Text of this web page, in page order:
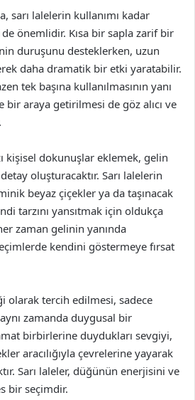
sarı lalelerin kullanımı kadar
önemlidir. Kısa bir sapla zarif bir
duruşunu desteklerken, uzun
daha dramatik bir etki yaratabilir.
tek başına kullanılmasının yanı
bir araya getirilmesi de göz alıcı ve
kişisel dokunuşlar eklemek, gelin
oluşturacaktır. Sarı lalelerin
beyaz çiçekler ya da taşınacak
tarzını yansıtmak için oldukça
zaman gelinin yanında
kendini göstermeye fırsat
olarak tercih edilmesi, sadece
zamanda duygusal bir
birbirlerine duydukları sevgiyi,
aracılığıyla çevrelerine yayarak
Sarı laleler, düğünün enerjisini ve
bir seçimdir.